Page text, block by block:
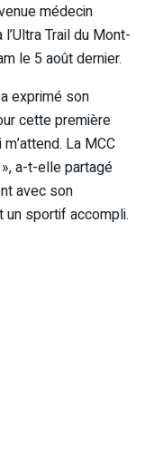
médecin
Trail du Mont-
le 5 août dernier.
exprimé son
cette première
La MCC
a-t-elle partagé
avec son
un sportif accompli.